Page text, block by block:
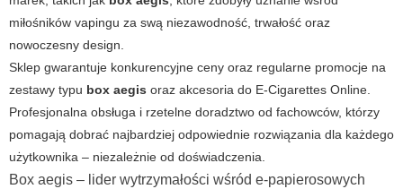
miłośników vapingu za swą niezawodność, trwałość oraz
nowoczesny design.
Sklep gwarantuje konkurencyjne ceny oraz regularne promocje na
zestawy typu box aegis oraz akcesoria do E-Cigarettes Online.
Profesjonalna obsługa i rzetelne doradztwo od fachowców, którzy
pomagają dobrać najbardziej odpowiednie rozwiązania dla każdego
użytkownika – niezależnie od doświadczenia.
Box aegis – lider wytrzymałości wśród e-papierosowych